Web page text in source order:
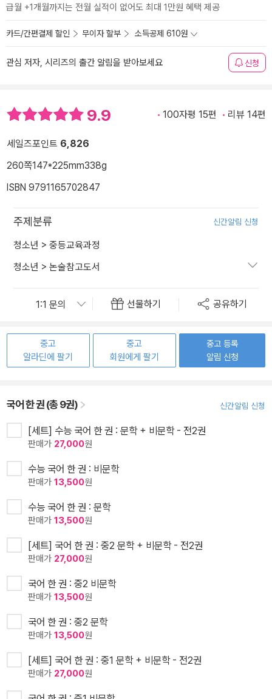
급월 +1개월까지는 전월 실적이 없어도 최대 1만원 혜택 제공
카드/간편결제 할인 무이자 할부 소득공제 610원
관심 저자, 시리즈의 출간 알림을 받아보세요 신청
9.9 100자평 15편 리뷰 14편
세일즈포인트 6,826
260쪽147*225mm338g
ISBN 9791165702847
주제분류 신간알림 신청
청소년 > 중등교육과정
청소년 > 논술참고도서
선물하기 공유하기
중고
알라딘에 팔기
중고
회원에게 팔기
중고 등록
알림 신청
국어 한 권 (총 9권) 신간알림 신청
[세트] 수능 국어 한 권 : 문학 + 비문학 - 전2권
판매가 27,000원
수능 국어 한 권 : 비문학
판매가 13,500원
수능 국어 한 권 : 문학
판매가 13,500원
[세트] 국어 한 권 : 중2 문학 + 비문학 - 전2권
판매가 27,000원
국어 한 권 : 중2 비문학
판매가 13,500원
국어 한 권 : 중2 문학
판매가 13,500원
[세트] 국어 한 권 : 중1 문학 + 비문학 - 전2권
판매가 27,000원